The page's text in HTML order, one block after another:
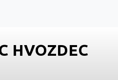
HVOZDEC